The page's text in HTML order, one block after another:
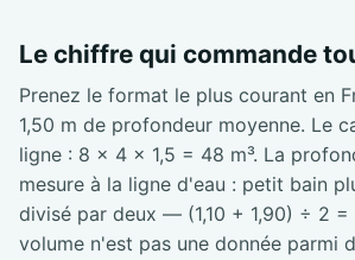
Le chiffre qui commande
Prenez le format le plus courant en
1,50 m de profondeur moyenne. Le
ligne : 8 × 4 × 1,5 = 48 m³. La
mesure à la ligne d'eau : petit bain
divisé par deux — (1,10 + 1,90) ÷ 2 =
volume n'est pas une donnée parmi